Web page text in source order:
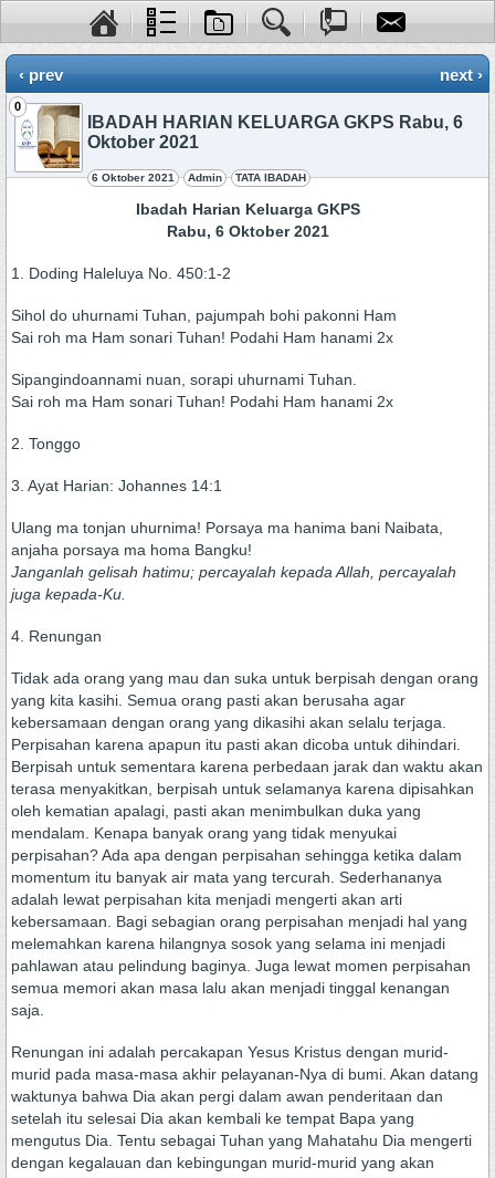
‹ prev next ›
0
IBADAH HARIAN KELUARGA GKPS Rabu, 6
Oktober 2021
6 Oktober 2021 Admin TATA IBADAH
Ibadah Harian Keluarga GKPS
Rabu, 6 Oktober 2021
1. Doding Haleluya No. 450:1-2
Sihol do uhurnami Tuhan, pajumpah bohi pakonni Ham
Sai roh ma Ham sonari Tuhan! Podahi Ham hanami 2x
Sipangindoannami nuan, sorapi uhurnami Tuhan.
Sai roh ma Ham sonari Tuhan! Podahi Ham hanami 2x
2. Tonggo
3. Ayat Harian: Johannes 14:1
Ulang ma tonjan uhurnima! Porsaya ma hanima bani Naibata,
anjaha porsaya ma homa Bangku!
Janganlah gelisah hatimu; percayalah kepada Allah, percayalah
juga kepada-Ku.
4. Renungan
Tidak ada orang yang mau dan suka untuk berpisah dengan orang
yang kita kasihi. Semua orang pasti akan berusaha agar
kebersamaan dengan orang yang dikasihi akan selalu terjaga.
Perpisahan karena apapun itu pasti akan dicoba untuk dihindari.
Berpisah untuk sementara karena perbedaan jarak dan waktu akan
terasa menyakitkan, berpisah untuk selamanya karena dipisahkan
oleh kematian apalagi, pasti akan menimbulkan duka yang
mendalam. Kenapa banyak orang yang tidak menyukai
perpisahan? Ada apa dengan perpisahan sehingga ketika dalam
momentum itu banyak air mata yang tercurah. Sederhananya
adalah lewat perpisahan kita menjadi mengerti akan arti
kebersamaan. Bagi sebagian orang perpisahan menjadi hal yang
melemahkan karena hilangnya sosok yang selama ini menjadi
pahlawan atau pelindung baginya. Juga lewat momen perpisahan
semua memori akan masa lalu akan menjadi tinggal kenangan
saja.
Renungan ini adalah percakapan Yesus Kristus dengan murid-
murid pada masa-masa akhir pelayanan-Nya di bumi. Akan datang
waktunya bahwa Dia akan pergi dalam awan penderitaan dan
setelah itu selesai Dia akan kembali ke tempat Bapa yang
mengutus Dia. Tentu sebagai Tuhan yang Mahatahu Dia mengerti
dengan kegalauan dan kebingungan murid-murid yang akan